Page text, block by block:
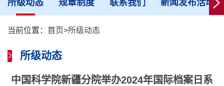
所级动态 规章制度 联系我们 新闻发布活动
当前位置： 首页>所级动态
所级动态
中国科学院新疆分院举办2024年国际档案日系